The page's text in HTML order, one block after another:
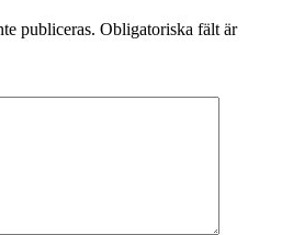
publiceras. Obligatoriska fält är